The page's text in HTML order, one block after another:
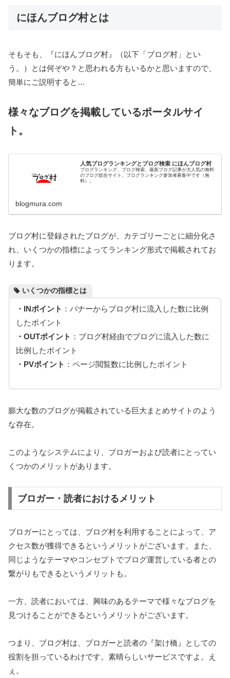
にほんブログ村とは
そもそも、『にほんブログ村』（以下「ブログ村」とい
う。）とは何ぞや？と思われる方もいるかと思いますので、
簡単にご説明すると…
様々なブログを掲載しているポータルサイ
ト。
人気ブログランキングとブログ検索 にほんブログ村
ブログランキング、ブログ検索、最新ブログ記事が大人気の無料
のブログ総合サイト。ブログランキング参加者募集中です（無
料）。
blogmura.com
ブログ村に登録されたブログが、カテゴリーごとに細分化さ
れ、いくつかの指標によってランキング形式で掲載されてお
ります。
いくつかの指標とは
・INポイント ：バナーからブログ村に流入した数に比例
したポイント
・OUTポイント ：ブログ村経由でブログに流入した数に
比例したポイント
・PVポイント ：ページ閲覧数に比例したポイント
膨大な数のブログが掲載されている巨大まとめサイトのよう
な存在。
このようなシステムにより、ブロガーおよび読者にとってい
くつかのメリットがあります。
ブロガー・読者におけるメリット
ブロガーにとっては、ブログ村を利用することによって、ア
クセス数が獲得できるというメリットがございます。また、
同じようなテーマやコンセプトでブログ運営している者との
繋がりもできるというメリットも。
一方、読者においては、興味のあるテーマで様々なブログを
見つけることができるというメリットがございます。
つまり、ブログ村は、ブロガーと読者の『架け橋』としての
役割を担っているわけです。素晴らしいサービスですよ。え
ぇ。